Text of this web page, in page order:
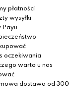
płatności
wysyłki
Payu
oczekiwania
warto u nas
dostawa od 300